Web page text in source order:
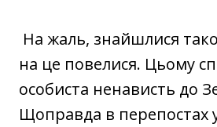
На жаль, знайшлися
на це повелися. Цьому
особиста ненависть до
Щоправда в перепостах